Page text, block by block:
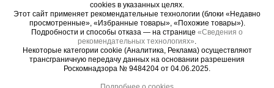
Плотности:35, 55, 80, 120, 180 г/м².
Степень затенения:30–35%, 50–55%, 65–
70%, 75–80%, 90–95%.
Размеры:ширина от 2 до 6 м; длина от 10
до 100 м.
cookies в указанных целях.
Этот сайт применяет рекомендательные технологии (блоки «Недавно
просмотренные», «Избранные товары», «Похожие товары»).
Подробности и способы отказа — на странице «Сведения о
рекомендательных технологиях»
Некоторые категории cookie (Аналитика, Реклама) осуществляют
трансграничную передачу данных на основании разрешения
Роскомнадзора № 9484204 от 04.06.2025.